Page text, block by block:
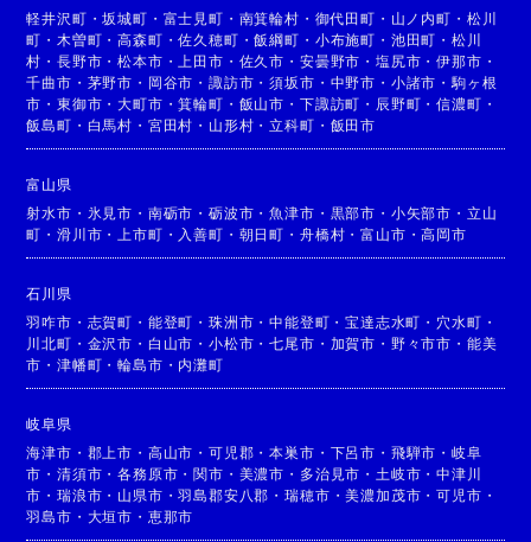
軽井沢町 ・坂城町 ・ 富士見町 ・ 南箕輪村 ・ 御代田町 ・ 山ノ内町 ・ 松川
町 ・木曽町 ・高森町 ・佐久穂町 ・飯綱町 ・ 小布施町 ・ 池田町 ・ 松川
村 ・長野市 ・松本市 ・上田市 ・ 佐久市 ・ 安曇野市 ・ 塩尻市 ・伊那市 ・
千曲市 ・ 茅野市 ・ 岡谷市 ・諏訪市 ・須坂市 ・ 中野市 ・ 小諸市 ・駒ヶ根
市 ・東御市 ・大町市 ・箕輪町 ・ 飯山市 ・ 下諏訪町 ・ 辰野町 ・信濃町 ・
飯島町 ・ 白馬村 ・ 宮田村 ・ 山形村 ・立科町 ・ 飯田市
富山県
射水市 ・ 氷見市 ・ 南砺市 ・砺波市 ・魚津市 ・ 黒部市 ・ 小矢部市 ・ 立山
町 ・滑川市 ・上市町 ・ 入善町 ・ 朝日町 ・ 舟橋村 ・富山市 ・高岡市
石川県
羽咋市 ・ 志賀町 ・ 能登町 ・珠洲市 ・中能登町 ・宝達志水町 ・ 穴水町 ・
川北町 ・ 金沢市 ・ 白山市 ・小松市 ・七尾市 ・ 加賀市 ・ 野々市市 ・ 能美
市 ・津幡町 ・輪島市 ・ 内灘町
岐阜県
海津市 ・ 郡上市 ・ 高山市 ・可児郡 ・本巣市 ・ 下呂市 ・ 飛騨市 ・ 岐阜
市 ・清須市 ・各務原市 ・関市 ・ 美濃市 ・ 多治見市 ・ 土岐市 ・中津川
市 ・瑞浪市 ・ 山県市 ・羽島郡安八郡 ・瑞穂市 ・美濃加茂市 ・可児市 ・
羽島市 ・ 大垣市 ・ 恵那市